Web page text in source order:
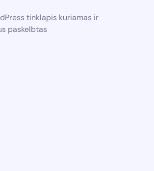
tinklapis kuriamas ir
paskelbtas